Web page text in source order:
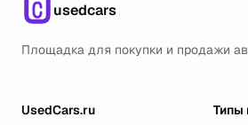
usedcars
Площадка для покупки и продажи
UsedCars.ru Типы